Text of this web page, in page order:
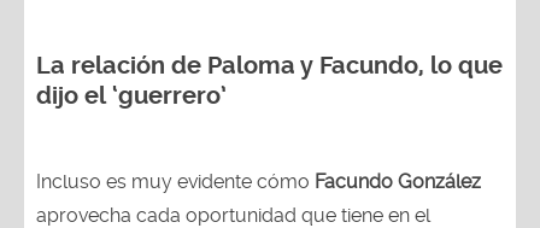
La relación de Paloma y Facundo, lo que
dijo el ‘guerrero’
Incluso es muy evidente cómo Facundo González
aprovecha cada oportunidad que tiene en el